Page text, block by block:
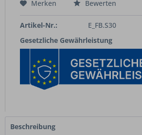
Merken Bewerten
Artikel-Nr.:
E_FB.S30
Gesetzliche Gewährleistung
Beschreibung